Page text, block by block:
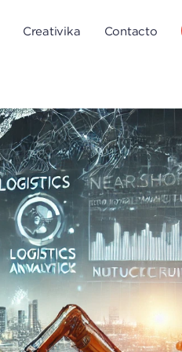
Creativika Contacto